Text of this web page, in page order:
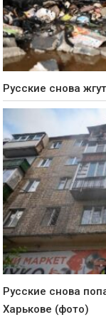
Русские снова
Русские снова
Харькове (фото)